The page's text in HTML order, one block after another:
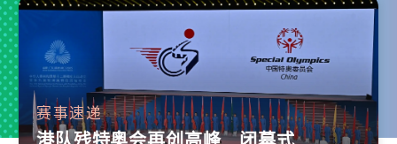
赛事速递